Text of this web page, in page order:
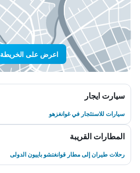
اعرض على الخريطة
سيارت ايجار
سيارات للاستئجار في غوانغزهو
المطارات القريبة
رحلات طيران إلى مطار قوانغتشو باييون الدولى